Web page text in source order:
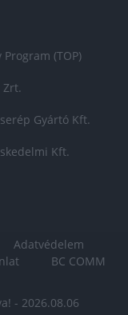
(TOP)
Zrt.
Gyártó Kft.
Kft.
Adatvédelem
BC COMM
- 2026.08.06